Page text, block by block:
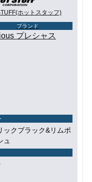
ホットスタッフ)
ブランド
プレシャス
ックブラック&リムポ
ュ